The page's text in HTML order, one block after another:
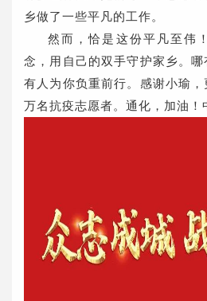
乡做了一些平凡的工作。
然而，恰是这份平凡至伟
念，用自己的双手守护家乡。
有人为你负重前行。感谢小瑜
万名抗疫志愿者。通化，加油！